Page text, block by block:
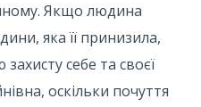
Якщо людина
яка її принизила,
себе та своєї
оскільки почуття